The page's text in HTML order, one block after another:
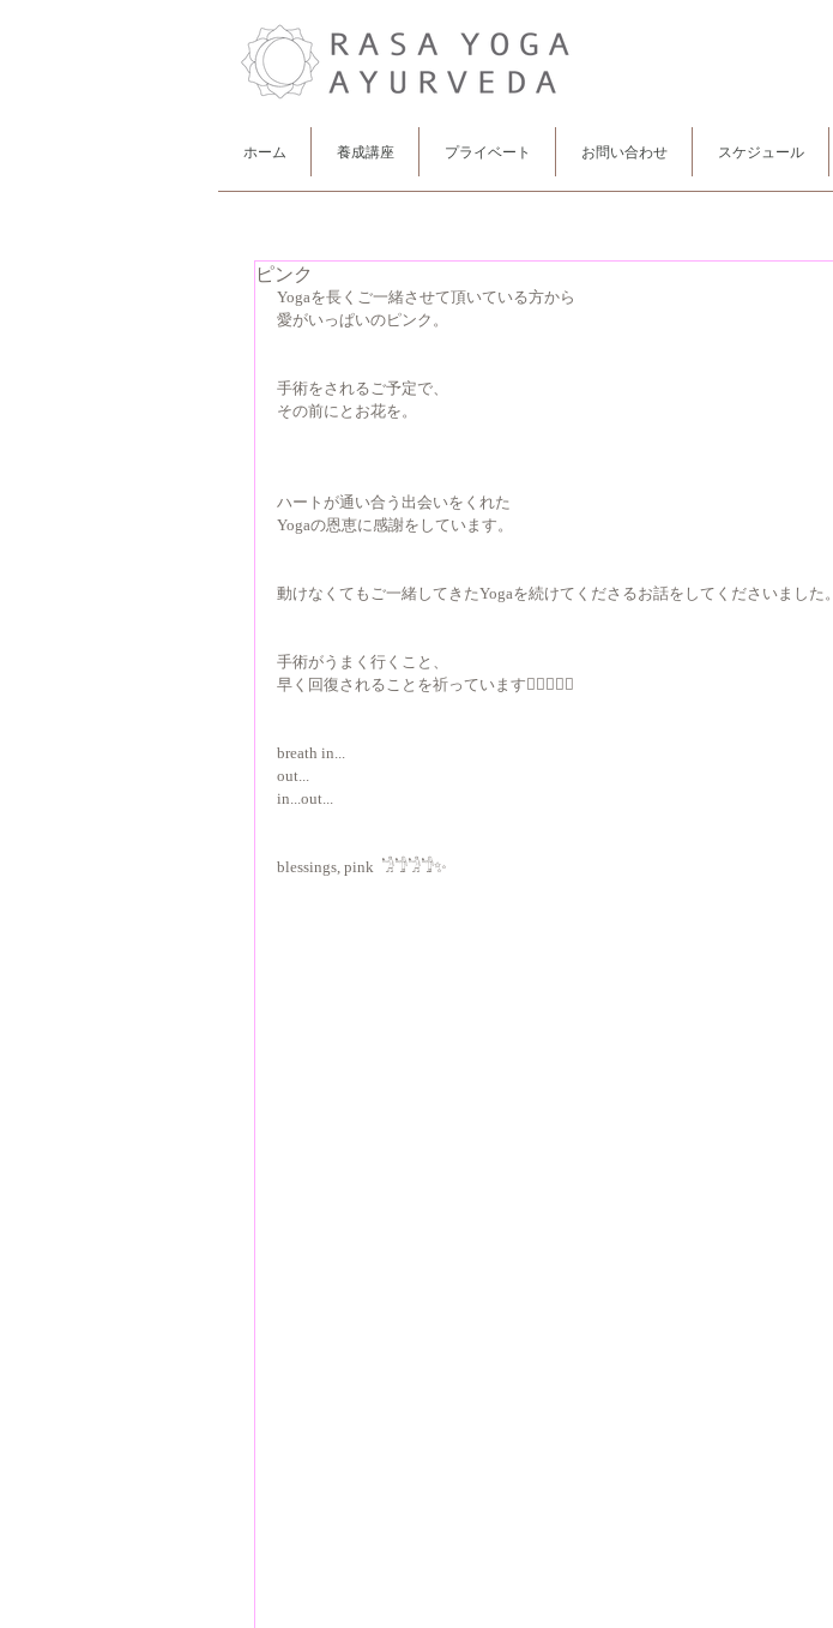
ホーム 養成講座 プライベート お問い合わせ スケジュール
ピンク
Yogaを長くご一緒させて頂いている方から
愛がいっぱいのピンク。
手術をされるご予定で、
その前にとお花を。
ハートが通い合う出会いをくれた
Yogaの恩恵に感謝をしています。
動けなくてもご一緒してきたYogaを続けてくださるお話をしてくださいました。
手術がうまく行くこと、
早く回復されることを祈っています🧎‍♀️✨✨✨
breath in...
out...
in...out...
blessings, pink  𓁋𓁙𓁋𓁙✨